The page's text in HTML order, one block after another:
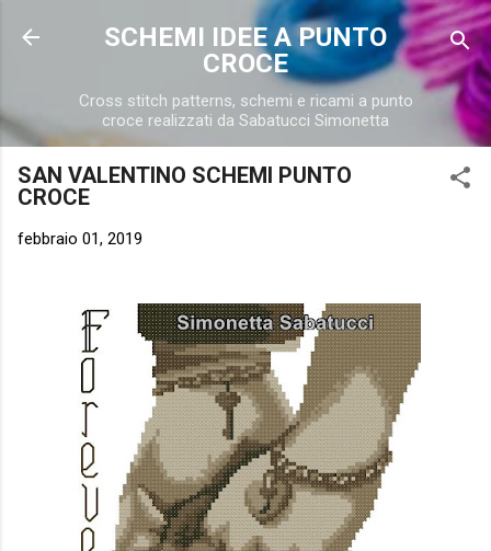
Passa ai contenuti principali
SCHEMI IDEE A PUNTO
CROCE
Cross stitch patterns, schemi e ricami a punto
croce realizzati da Sabatucci Simonetta
SAN VALENTINO SCHEMI PUNTO
CROCE
febbraio 01, 2019